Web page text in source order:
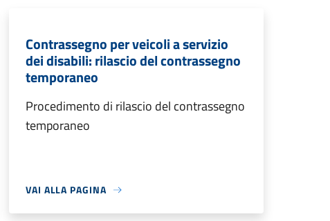
Contrassegno per veicoli a servizio
dei disabili: rilascio del contrassegno
temporaneo
Procedimento di rilascio del contrassegno
temporaneo
VAI ALLA PAGINA